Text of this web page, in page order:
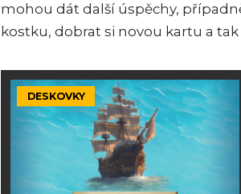
mohou dát další úspěchy,
kostku, dobrat si novou kartu a
DESKOVKY